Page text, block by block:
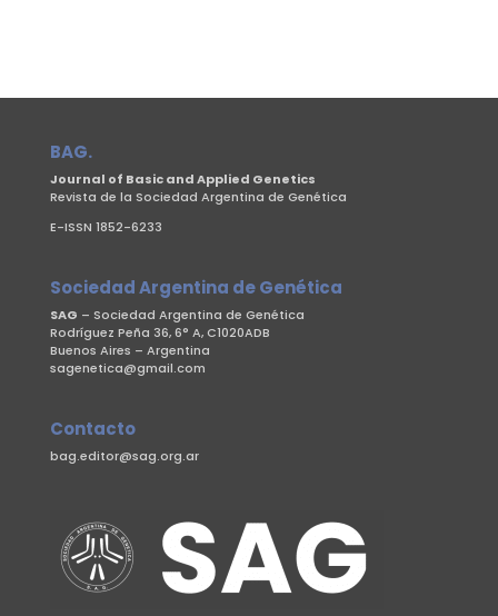
BAG.
Journal of Basic and Applied Genetics
Revista de la Sociedad Argentina de Genética
E-ISSN 1852-6233
Sociedad Argentina de Genética
SAG – Sociedad Argentina de Genética
Rodríguez Peña 36, 6° A, C1020ADB
Buenos Aires – Argentina
sagenetica@gmail.com
Contacto
bag.editor@sag.org.ar